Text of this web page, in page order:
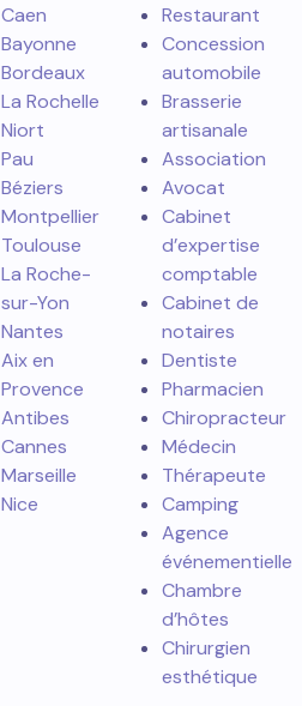
Caen
Bayonne
Bordeaux
La Rochelle
Niort
Pau
Béziers
Montpellier
Toulouse
La Roche-
sur-Yon
Nantes
Aix en
Provence
Antibes
Cannes
Marseille
Nice
Restaurant
Concession
automobile
Brasserie
artisanale
Association
Avocat
Cabinet
d’expertise
comptable
Cabinet de
notaires
Dentiste
Pharmacien
Chiropracteur
Médecin
Thérapeute
Camping
Agence
événementielle
Chambre
d’hôtes
Chirurgien
esthétique